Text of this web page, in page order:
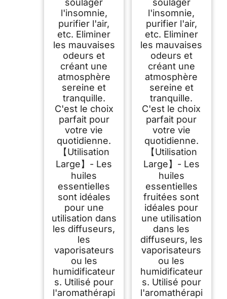
soulager
l'insomnie,
purifier l'air,
etc. Eliminer
les mauvaises
odeurs et
créant une
atmosphère
sereine et
tranquille.
C'est le choix
parfait pour
votre vie
quotidienne.
【Utilisation
Large】- Les
huiles
essentielles
sont idéales
pour une
utilisation dans
les diffuseurs,
les
vaporisateurs
ou les
humidificateur
s. Utilisé pour
l'aromathérapi
soulager
l'insomnie,
purifier l'air,
etc. Eliminer
les mauvaises
odeurs et
créant une
atmosphère
sereine et
tranquille.
C'est le choix
parfait pour
votre vie
quotidienne.
【Utilisation
Large】- Les
huiles
essentielles
fruitées sont
idéales pour
une utilisation
dans les
diffuseurs, les
vaporisateurs
ou les
humidificateur
s. Utilisé pour
l'aromathérapi